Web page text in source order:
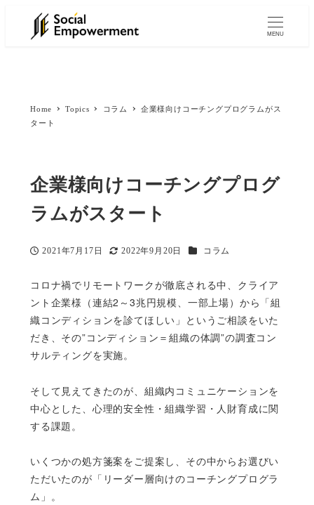
MENU
Home Topics コラム
企業様向けコーチングプログラムがス
タート
企業様向けコーチングプログ
ラムがスタート
投稿日
2021年7月17日
更新日
2022年9月20日 カテゴリー
コラム
コロナ禍でリモートワークが徹底される中、クライア
ント企業様（連結2～3兆円規模、一部上場）から「組
織コンディションを診てほしい」というご相談をいた
だき、その”コンディション＝組織の体調”の調査コン
サルティングを実施。
そして見えてきたのが、組織内コミュニケーションを
中心とした、心理的安全性・組織学習・人財育成に関
する課題。
いくつかの処方箋案をご提案し、その中からお選びい
ただいたのが「リーダー層向けのコーチングプログラ
ム」。